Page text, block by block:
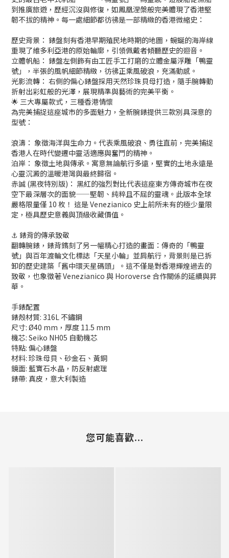
到推廣旅遊，歷經沉沒與修復，如鳳凰涅槃般完美體現了香港堅
韌不拔的精神。每一處細節都彷彿是一部精緻的香港微縮史：
歷史背景： 錶盤刻有香港早期殖民地時期的地圖，蜿蜒的海岸線
重現了維多利亞港的原始輪廓，引領佩戴者傾聽歷史的迴音。
立體帆船： 錶盤左側飾有由工匠手工打磨的立體金屬浮雕「鴨靈
號」，半張的風帆細節精緻，彷彿正乘風破浪，充滿動感。
光影流轉： 右側的偏心錶盤採用天然珍珠貝母打造，隨手腕轉動
折射出彩虹般的光澤，展現精準與藝術的完美平衡。
🌟 三大專屬款式，三種香港情懷
為完美捕捉這座城市的多面魅力，全新腕錶提供三款別具深意的
型號：
浪濤： 象徵海洋與生命力。代表乘風破浪、勇往直前，完美捕捉
香港人在時代變遷中靈活適應與奮鬥的精神。
泊岸： 象徵土地與傳承。寓意無論航行多遠，堅實的土地永遠是
心靈沉澱的溫暖港灣與最終歸宿。
赤誠 (黑夜特別版)： 黑紅的強烈對比代表這座東方傳奇城市在夜
空下最深層次的面貌——堅韌、純粹且不屈的靈魂。此版本全球
嚴格限量僅 10 枚！ 這是 Venezianico 史上前所未有的極少量限
定，極具歷史意義與頂級收藏價值。
⚓ 錶背的傳承致敬
翻轉腕錶，錶背鐫刻了另一幅精心打造的畫面：傳奇的「鴨靈
號」與百年渡輪文化標誌「天星小輪」並肩航行，背景則是已拆
卸的歷史建築「舊中環天星碼頭」。這不僅是對香港輝煌過去的
致敬，也象徵著 Venezianico 與 Horoverse 合作關係的延續與昇
華。
手錶配置
錶殼材質: 316L 不鏽鋼
尺寸: Ø40 mm，厚度 11.5 mm
機芯: Seiko NH05 自動機芯
特點: 偏心錶盤
材料: 珍珠母貝、砂金石、黃銅
鏡面: 藍寶石水晶，防反射處理
錶帶: 真皮，意大利製造
您可能喜歡...